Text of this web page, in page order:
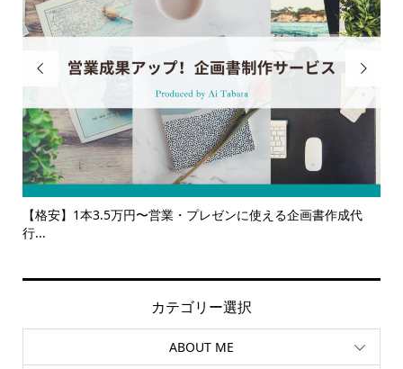

える企画書作成代
【サービス一覧】広報・企画・デザインの単

カテゴリー選択
ABOUT ME